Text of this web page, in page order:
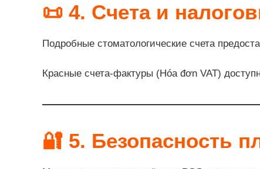
📜 4. Счета и
Подробные стоматологические счета
Красные счета-фактуры (Hóa đơn VAT)
🔐 5. Безопасность